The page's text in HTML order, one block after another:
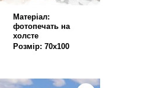
Матеріал:
фотопечать на
холсте
Розмір: 70х100